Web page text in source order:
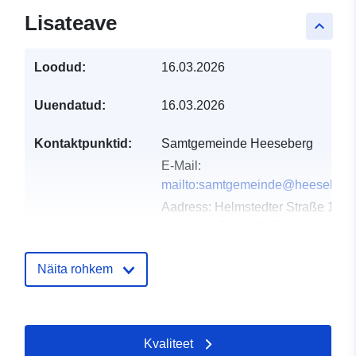
keyboard_arrow_up
Lisateave
Loodud: 16.03.2026
Uuendatud: 16.03.2026
Kontaktpunktid:
Samtgemeinde Heeseberg
E-Mail:
Aadress: Helmstedter Straße 17,
2026
Ajakohastatud veebisaidil
Näita rohkem
Kvaliteet